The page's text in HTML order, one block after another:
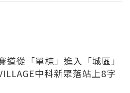
道從「單棟」進入「城區」
中科新聚落站上8字